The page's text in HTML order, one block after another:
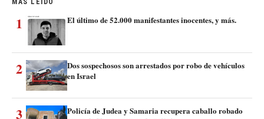
MÁS LEÍDO
1 El último de 52.000 manifestantes inocentes, y más.
2
Dos sospechosos son arrestados por robo de vehículos
en Israel
3
Policía de Judea y Samaria recupera caballo robado